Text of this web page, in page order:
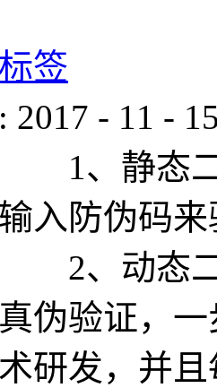
签
2017 - 11 -
1、静态二
入防伪码
2、动态二
伪验证，
研发，并